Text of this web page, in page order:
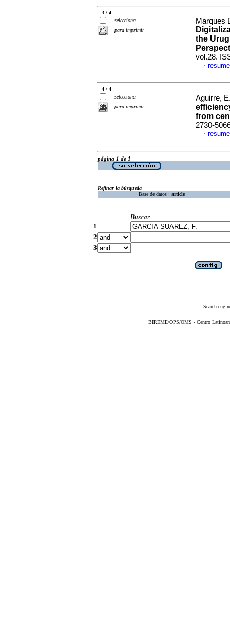
3 / 4
selecciona
para imprimir
Marques
the
vol.28.
·
4 / 4
selecciona
para imprimir
Aguirre,
from
2730-
·
página 1 de 1
Refinar la búsqueda
Base de datos : article
Buscar
1
2
3
Search
BIREME/OPS/OMS - Centro